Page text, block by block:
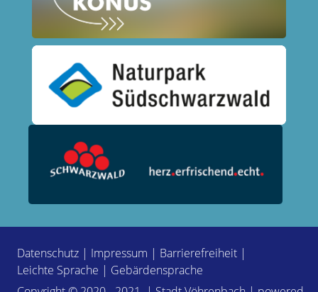
Datenschutz | Impressum | Barrierefreiheit |
Leichte Sprache | Gebärdensprache